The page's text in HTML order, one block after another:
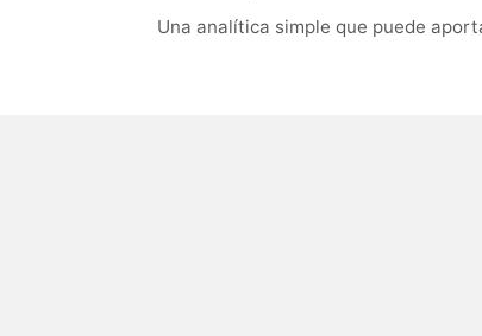
Una analítica simple que puede